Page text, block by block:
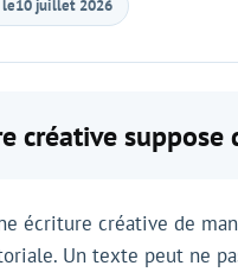
10 juillet 2026
créative
écriture créative de
Un texte peut ne